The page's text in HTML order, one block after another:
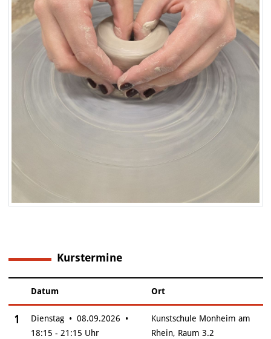
Kurstermine
Insgesamt gibt es 6 Termine zum diesen Kurs
–
Datum Ort
1
Dienstag • 08.09.2026 •
18:15 - 21:15 Uhr
Kunstschule Monheim am
Rhein, Raum 3.2